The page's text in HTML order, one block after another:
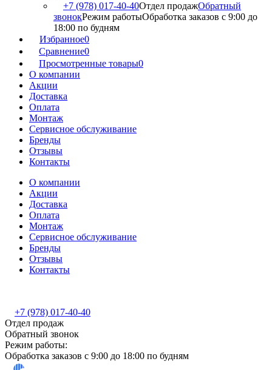
+7 (978) 017-40-40Отдел продажОбратный
звонокРежим работыОбработка заказов с 9:00 до
18:00 по будням
Избранное0
Сравнение0
Просмотренные товары0
О компании
Акции
Доставка
Оплата
Монтаж
Сервисное обслуживание
Бренды
Отзывы
Контакты
О компании
Акции
Доставка
Оплата
Монтаж
Сервисное обслуживание
Бренды
Отзывы
Контакты
+7 (978) 017-40-40
Отдел продаж
Обратный звонок
Режим работы:
Обработка заказов с 9:00 до 18:00 по будням